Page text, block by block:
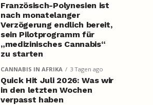
Französisch-Polynesien ist
nach monatelanger
Verzögerung endlich bereit,
sein Pilotprogramm für
„medizinisches Cannabis“
zu starten
CANNABIS IN AFRIKA 3 Tagen ago
Quick Hit Juli 2026: Was wir
in den letzten Wochen
verpasst haben